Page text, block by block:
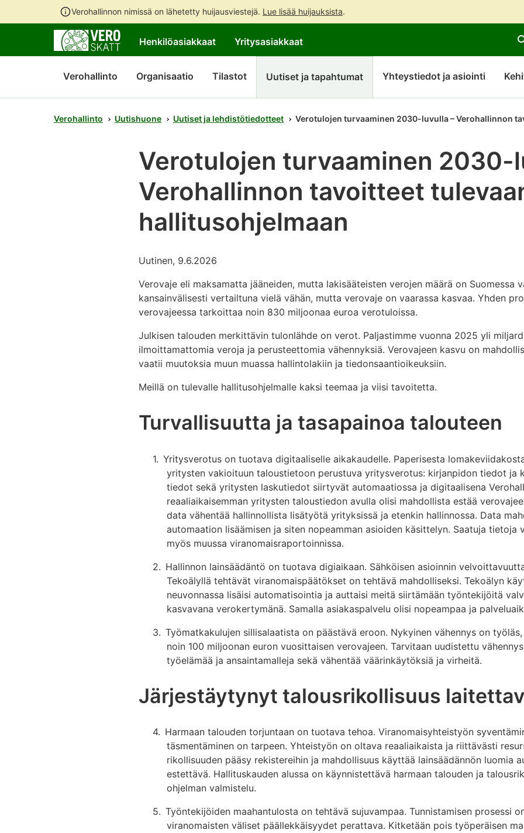
Verohallinnon nimissä on lähetetty huijausviestejä. Lue lisää huijauksista.
sisältöön
sivuston
hakuun
Henkilöasiakkaat Yritysasiakkaat
Verohallinto Organisaatio Tilastot Uutiset ja tapahtumat Yhteystiedot ja asiointi
Verohallinto Uutishuone Uutiset ja lehdistötiedotteet Verotulojen turvaaminen 2030-luvulla – Verohallinnon
Verotulojen turvaaminen 2030-
Verohallinnon tavoitteet
hallitusohjelmaan
Uutinen, 9.6.2026
Verovaje eli maksamatta jääneiden, mutta lakisääteisten verojen määrä on Suomessa
kansainvälisesti vertailtuna vielä vähän, mutta verovaje on vaarassa kasvaa. Yhden
verovajeessa tarkoittaa noin 830 miljoonaa euroa verotuloissa.
Julkisen talouden merkittävin tulonlähde on verot. Paljastimme vuonna 2025 yli
ilmoittamattomia veroja ja perusteettomia vähennyksiä. Verovajeen kasvu on
vaatii muutoksia muun muassa hallintolakiin ja tiedonsaantioikeuksiin.
Meillä on tulevalle hallitusohjelmalle kaksi teemaa ja viisi tavoitetta.
Turvallisuutta ja tasapainoa talouteen
1. Yritysverotus on tuotava digitaaliselle aikakaudelle. Paperisesta
yritysten vakioituun taloustietoon perustuva yritysverotus: kirjanpidon tiedot ja
tiedot sekä yritysten laskutiedot siirtyvät automaatiossa ja digitaalisena
reaaliaikaisemman yritysten taloustiedon avulla olisi mahdollista estää
data vähentää hallinnollista lisätyötä yrityksissä ja etenkin hallinnossa. Data
automaation lisäämisen ja siten nopeamman asioiden käsittelyn. Saatuja tietoja
myös muussa viranomaisraportoinnissa.
2. Hallinnon lainsäädäntö on tuotava digiaikaan. Sähköisen asioinnin
Tekoälyllä tehtävät viranomaispäätökset on tehtävä mahdolliseksi. Tekoälyn
neuvonnassa lisäisi automatisointia ja auttaisi meitä siirtämään työntekijöitä
kasvavana verokertymänä. Samalla asiakaspalvelu olisi nopeampaa ja
3. Työmatkakulujen sillisalaatista on päästävä eroon. Nykyinen vähennys on
noin 100 miljoonan euron vuosittaisen verovajeen. Tarvitaan uudistettu
työelämää ja ansaintamalleja sekä vähentää väärinkäytöksiä ja virheitä.
Järjestäytynyt talousrikollisuus
4. Harmaan talouden torjuntaan on tuotava tehoa. Viranomaisyhteistyön
täsmentäminen on tarpeen. Yhteistyön on oltava reaaliaikaista ja riittävästi
rikollisuuden pääsy rekistereihin ja mahdollisuus käyttää lainsäädännön luomia
estettävä. Hallituskauden alussa on käynnistettävä harmaan talouden ja
ohjelman valmistelu.
5. Työntekijöiden maahantulosta on tehtävä sujuvampaa. Tunnistamisen prosessi
viranomaisten väliset päällekkäisyydet perattava. Kitketään pois työperäisen